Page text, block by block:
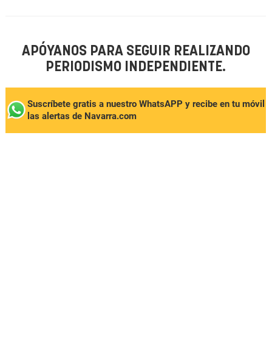
APÓYANOS PARA SEGUIR REALIZANDO
PERIODISMO INDEPENDIENTE.
Suscríbete gratis a nuestro WhatsAPP y recibe en tu móvil
las alertas de Navarra.com